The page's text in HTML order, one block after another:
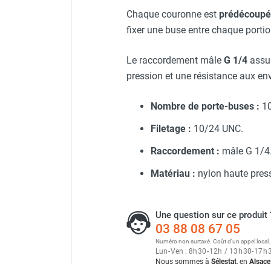
Sèche-main et sèche-cheveux
Chauffage fixe atelier
Chauffage d'atelier fixe au fioul et
Chauffage au fioul avec réservoir
Chauffage au fioul à raccorder sur
Chauffage polycombustible / huile
Chauffage d'atelier suspendu
Chauffage suspendu au fioul
Chauffage suspendu au gaz
Chaque couronne est
fixer une buse entre chaque
Le raccordement mâle G 1/4
pression et une résistance aux
Nombre de porte-buses :
Filetage : 10/24 UNC.
Raccordement : mâle G 1/4.
Matériau : nylon haute
Une question sur ce produit
03 88 08 67 05
Numéro non surtaxé. Coût d'un appel local.
Lun-Ven : 8 h30-12h / 13 h30-17 h
Nous sommes à Sélestat, en Alsace